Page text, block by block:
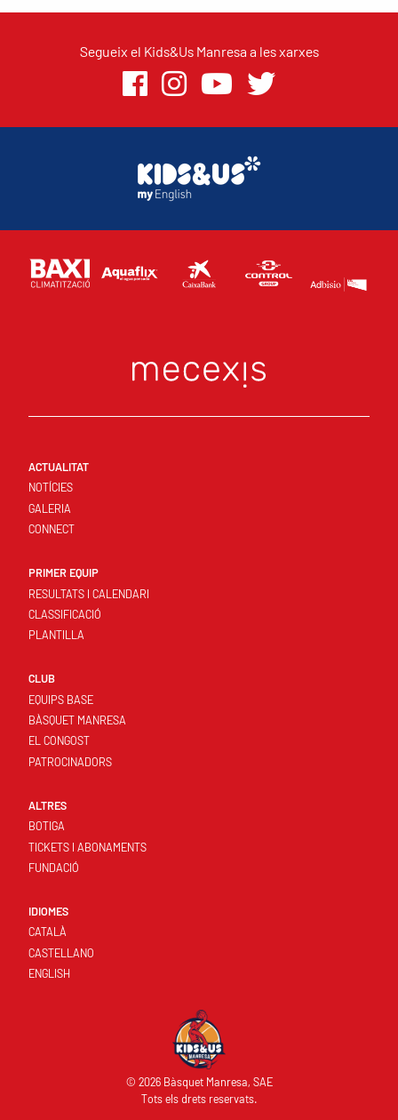
Segueix el Kids&Us Manresa a les xarxes
ACTUALITAT
NOTÍCIES
GALERIA
CONNECT
PRIMER EQUIP
RESULTATS I CALENDARI
CLASSIFICACIÓ
PLANTILLA
CLUB
EQUIPS BASE
BÀSQUET MANRESA
EL CONGOST
PATROCINADORS
ALTRES
BOTIGA
TICKETS I ABONAMENTS
FUNDACIÓ
IDIOMES
CATALÀ
CASTELLANO
ENGLISH
© 2026 Bàsquet Manresa, SAE
Tots els drets reservats.